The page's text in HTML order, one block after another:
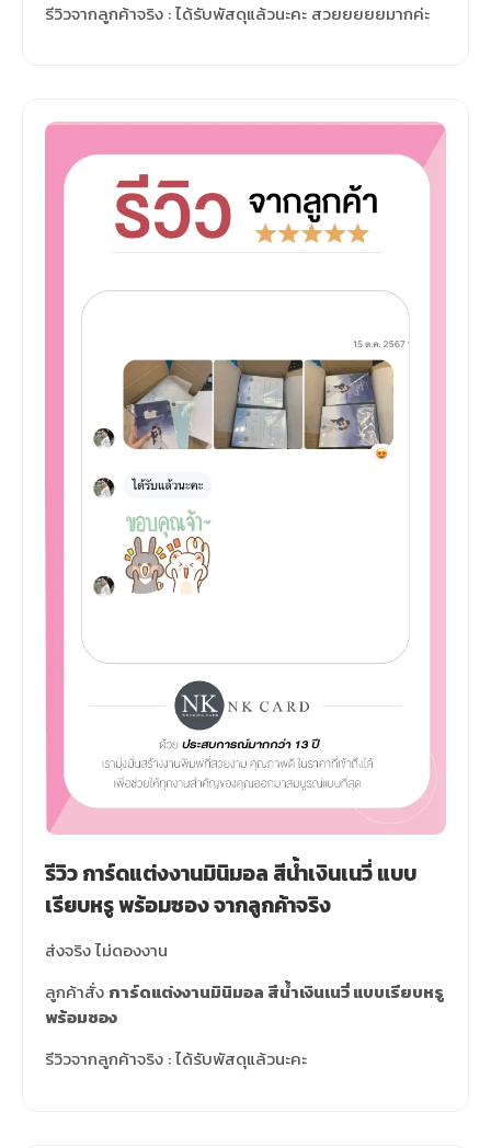
รีวิวจากลูกค้าจริง : ได้รับพัสดุแล้วนะคะ สวยยยยยมากค่ะ
รีวิว การ์ดแต่งงานมินิมอล สีน้ำเงินเนวี่ แบบ
เรียบหรู พร้อมซอง จากลูกค้าจริง
ส่งจริง ไม่ดองงาน
ลูกค้าสั่ง การ์ดแต่งงานมินิมอล สีน้ำเงินเนวี่ แบบเรียบหรู
พร้อมซอง
รีวิวจากลูกค้าจริง : ได้รับพัสดุแล้วนะคะ